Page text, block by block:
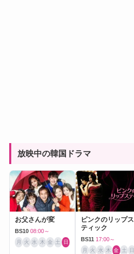
放映中の韓国ドラマ
お父さんが変
BS10 08:00～
月 火 水 木 金 土 日
ピンクのリップス
ティック
BS11 17:00～
月 火 水 木 金 土 日